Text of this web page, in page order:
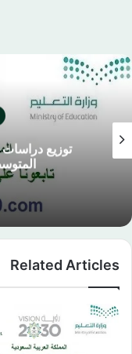
توزيع
Related Articles